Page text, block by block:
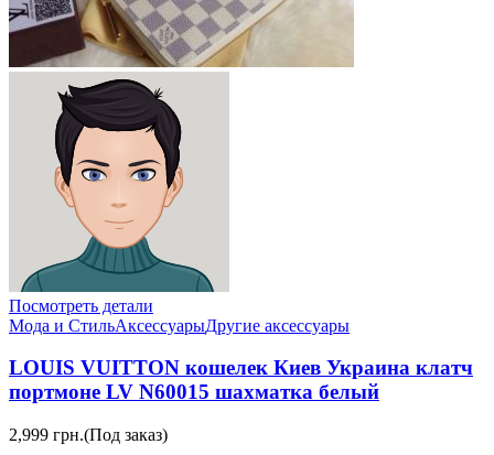
Посмотреть детали
Мода и СтильАксессуарыДругие аксессуары
LOUIS VUITTON кошелек Киев Украина клатч
портмоне LV N60015 шахматка белый
2,999 грн.(Под заказ)